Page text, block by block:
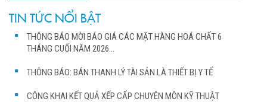
TIN TỨC NỔI BẬT
THÔNG BÁO MỜI BÁO GIÁ CÁC MẶT HÀNG HOÁ CHẤT 6
THÁNG CUỐI NĂM 2026...
THÔNG BÁO: BÁN THANH LÝ TÀI SẢN LÀ THIẾT BỊ Y TẾ
CÔNG KHAI KẾT QUẢ XẾP CẤP CHUYÊN MÔN KỸ THUẬT